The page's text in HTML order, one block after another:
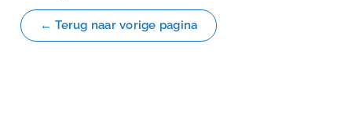
← Terug naar vorige pagina